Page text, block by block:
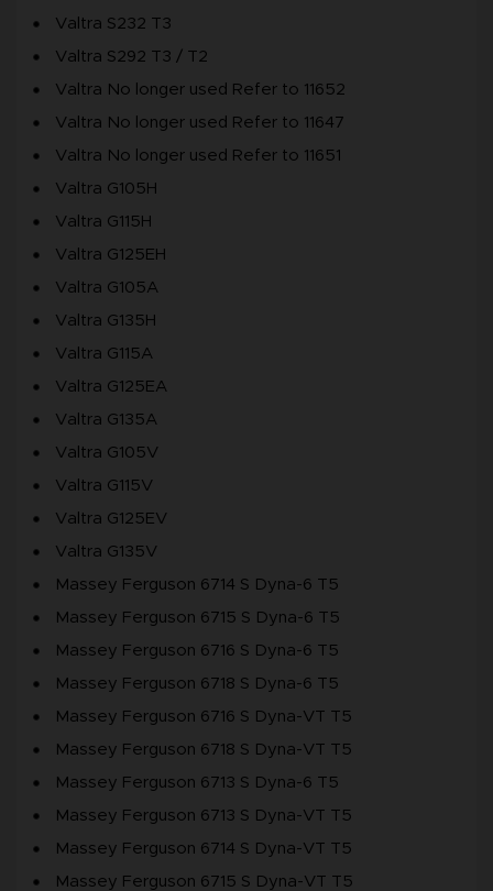
Valtra S232 T3
Valtra S292 T3 / T2
Valtra No longer used Refer to 11652
Valtra No longer used Refer to 11647
Valtra No longer used Refer to 11651
Valtra G105H
Valtra G115H
Valtra G125EH
Valtra G105A
Valtra G135H
Valtra G115A
Valtra G125EA
Valtra G135A
Valtra G105V
Valtra G115V
Valtra G125EV
Valtra G135V
Massey Ferguson 6714 S Dyna-6 T5
Massey Ferguson 6715 S Dyna-6 T5
Massey Ferguson 6716 S Dyna-6 T5
Massey Ferguson 6718 S Dyna-6 T5
Massey Ferguson 6716 S Dyna-VT T5
Massey Ferguson 6718 S Dyna-VT T5
Massey Ferguson 6713 S Dyna-6 T5
Massey Ferguson 6713 S Dyna-VT T5
Massey Ferguson 6714 S Dyna-VT T5
Massey Ferguson 6715 S Dyna-VT T5